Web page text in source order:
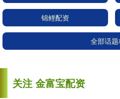
锦鲤配资
全部话
关注 金富宝配资